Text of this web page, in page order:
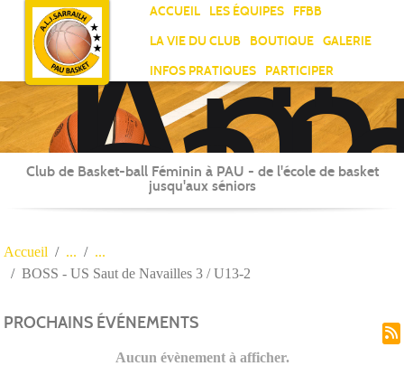
ACCUEIL LES ÉQUIPES
FFBB
LA VIE DU CLUB
BOUTIQUE
GALERIE
INFOS PRATIQUES
PARTICIPER
Club de Basket-ball Féminin à PAU - de l'école de basket
jusqu'aux séniors
Accueil
BOSS - US Saut de Navailles 3 / U13-2
PROCHAINS ÉVÉNEMENTS
Aucun évènement à afficher.
Panneau de gestion des cookies